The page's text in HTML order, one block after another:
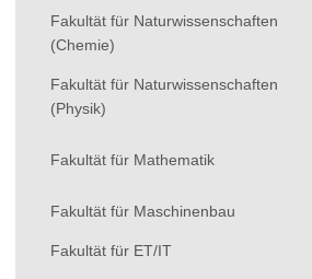
Fakultät für Naturwissenschaften
(Chemie)
Fakultät für Naturwissenschaften
(Physik)
Fakultät für Mathematik
Fakultät für Maschinenbau
Fakultät für ET/IT